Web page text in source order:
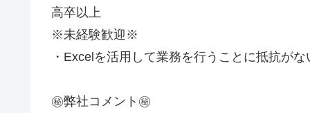
高卒以上
※未経験歓迎※
・Excelを活用して業務を行うことに抵抗がな
㊙️弊社コメント㊙️